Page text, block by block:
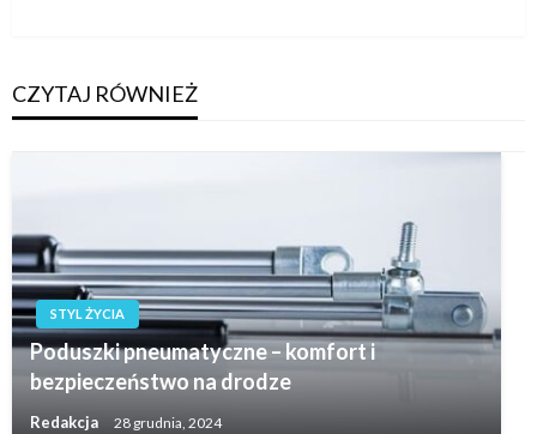
CZYTAJ RÓWNIEŻ
STYL ŻYCIA
Poduszki pneumatyczne – komfort i
bezpieczeństwo na drodze
Redakcja 28 grudnia, 2024